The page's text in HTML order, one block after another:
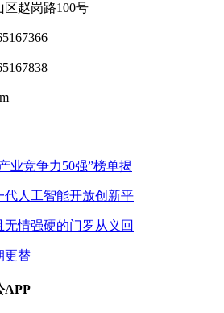
赵岗路100号
业竞争力50强”榜单揭
代人工智能开放创新平
情强硬的门罗从义回
更替
APP